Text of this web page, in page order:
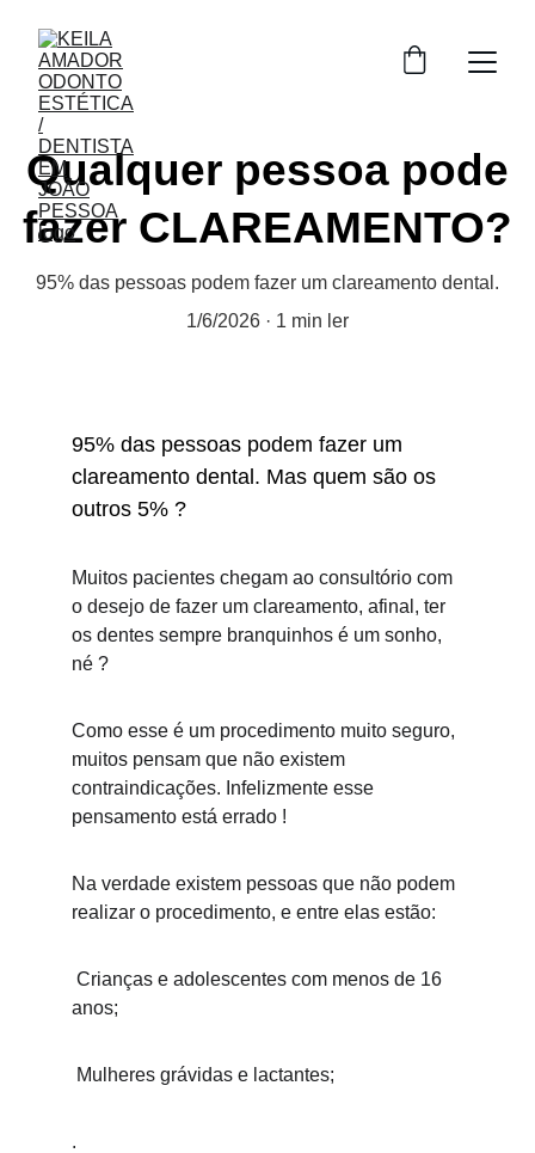
Qualquer pessoa pode
fazer CLAREAMENTO?
95% das pessoas podem fazer um clareamento dental.
1/6/2026
1 min ler
95% das pessoas podem fazer um
clareamento dental. Mas quem são os
outros 5% ?
Muitos pacientes chegam ao consultório com
o desejo de fazer um clareamento, afinal, ter
os dentes sempre branquinhos é um sonho,
né ?
Como esse é um procedimento muito seguro,
muitos pensam que não existem
contraindicações. Infelizmente esse
pensamento está errado !
Na verdade existem pessoas que não podem
realizar o procedimento, e entre elas estão:
anos;
Mulheres grávidas e lactantes;
.